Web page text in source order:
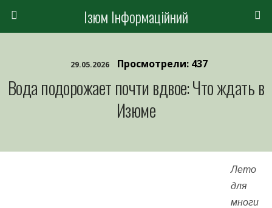
Ізюм Інформаційний
29.05.2026 Просмотрели: 437
Вода подорожает почти вдвое: Что ждать в
Изюме
Лето
для
многи